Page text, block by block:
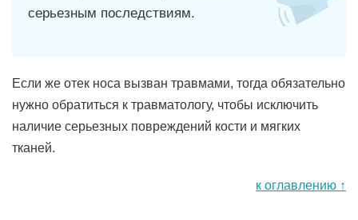
серьезным последствиям.
Если же отек носа вызван травмами, тогда обязательно
нужно обратиться к травматологу, чтобы исключить
наличие серьезных повреждений кости и мягких
тканей.
к оглавлению ↑